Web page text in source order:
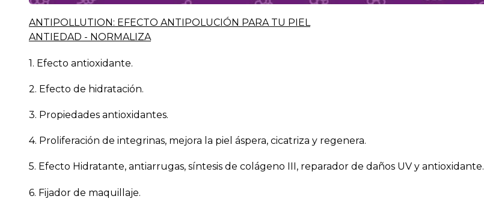
ANTIPOLLUTION: EFECTO ANTIPOLUCIÓN PARA TU PIEL
ANTIEDAD - NORMALIZA
1. Efecto antioxidante.
2. Efecto de hidratación.
3. Propiedades antioxidantes.
4. Proliferación de integrinas, mejora la piel áspera, cicatriza y regenera.
5. Efecto Hidratante, antiarrugas, síntesis de colágeno III, reparador de daños UV y antioxidante.
6. Fijador de maquillaje.